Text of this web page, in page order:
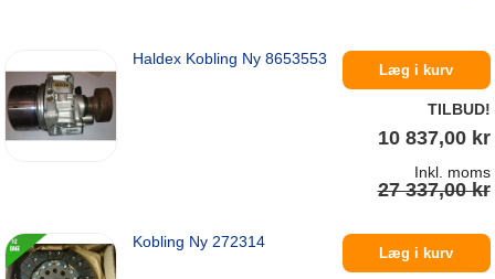
Haldex Kobling Ny 8653553
Læg i kurv
TILBUD!
10 837,00 kr
Inkl. moms
27 337,00 kr
På lager
Kobling Ny 272314
Læg i kurv